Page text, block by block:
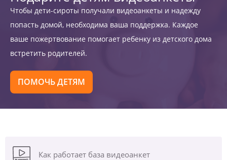
Чтобы дети-сироты получали видеоанкеты и надежду
попасть домой, необходима ваша поддержка. Каждое
ваше пожертвование помогает ребенку из детского дома
встретить родителей.
ПОМОЧЬ ДЕТЯМ
Как работает база видеоанкет